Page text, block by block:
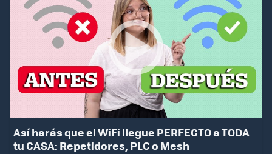
Así harás que el WiFi llegue PERFECTO a TODA
tu CASA: Repetidores, PLC o Mesh